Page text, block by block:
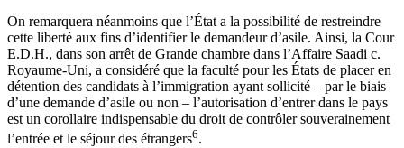
On remarquera néanmoins que l’État a la possibilité de restreindre
cette liberté aux fins d’identifier le demandeur d’asile. Ainsi, la Cour
E.D.H., dans son arrêt de Grande chambre dans l’Affaire Saadi c.
Royaume-Uni, a considéré que la faculté pour les États de placer en
détention des candidats à l’immigration ayant sollicité – par le biais
d’une demande d’asile ou non – l’autorisation d’entrer dans le pays
est un corollaire indispensable du droit de contrôler souverainement
l’entrée et le séjour des étrangers6.